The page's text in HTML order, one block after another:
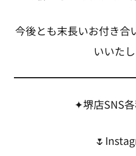
今後とも末長いお付き合
いいた
✦堺店SNS